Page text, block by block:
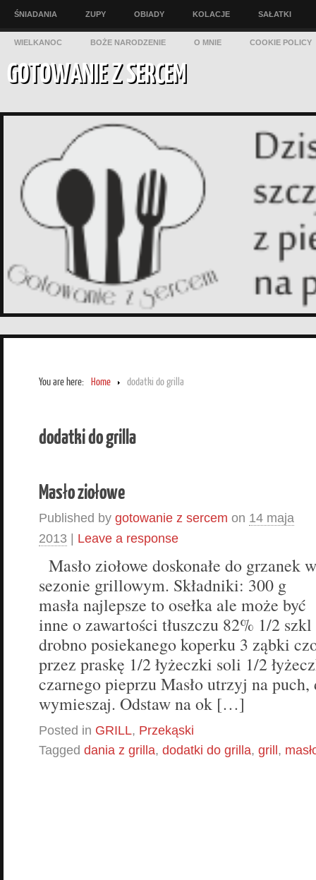
ŚNIADANIA ZUPY OBIADY KOLACJE SAŁATKI
WIELKANOC BOŻE NARODZENIE O MNIE COOKIE POLICY
GOTOWANIE Z SERCEM
You are here: Home dodatki do grilla
dodatki do grilla
Masło ziołowe
Published by gotowanie z sercem on 14 maja
2013 | Leave a response
Masło ziołowe doskonałe do grzanek w
sezonie grillowym. Składniki: 300 g
masła najlepsze to osełka ale może być
inne o zawartości tłuszczu 82% 1/2 szkl
drobno posiekanego koperku 3 ząbki
przez praskę 1/2 łyżeczki soli 1/2
czarnego pieprzu Masło utrzyj na
wymieszaj. Odstaw na ok […]
Posted in GRILL, Przekąski
Tagged dania z grilla, dodatki do grilla, grill,